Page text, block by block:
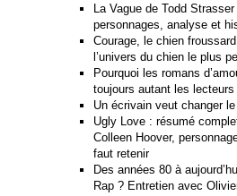
La Vague de Todd Strasser
personnages, analyse et
Courage, le chien
l’univers du chien le plus
Pourquoi les romans
toujours autant les lecteurs
Un écrivain veut changer
Ugly Love : résumé
Colleen Hoover,
faut retenir
Des années 80 à
Rap ? Entretien avec